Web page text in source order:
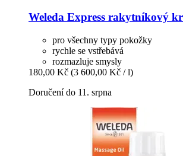
Weleda Express rakytníkový
pro všechny typy pokožky
rychle se vstřebává
rozmazluje smysly
180,00 Kč (3 600,00 Kč / l)
Doručení do 11. srpna